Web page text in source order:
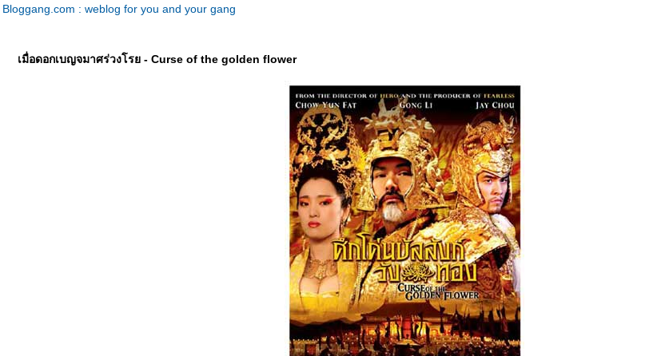
Bloggang.com : weblog for you and your gang
เมื่อดอกเบญจมาศร่วงโรย - Curse of the golden flower